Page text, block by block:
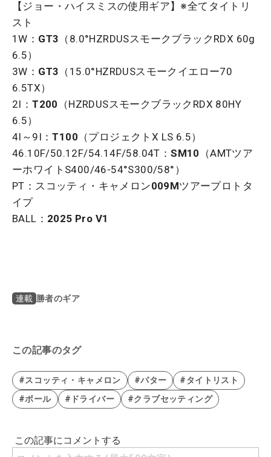
【ジョー・ハイスミスの使用ギア】※全てタイトリ
スト
1W： GT3 （8.0°HZRDUSスモークブラックRDX 60g
6.5）
3W： GT3 （15.0°HZRDUSスモークイエロー70
6.5TX）
2I：T200 （HZRDUSスモークブラックRDX 80HY
6.5）
4I～9I：T100 （プロジェクトX LS 6.5）
46.10F/50.12F/54.14F/58.04T：SM10 （AMTツア
ーホワイトS400/46-54°S300/58°）
PT：スコッティ・キャメロン009Mツアープロトタ
イプ
BALL： 2025 Pro V1
連載 勝者のギア
この記事のタグ
#スコッティ・キャメロン #パター
#タイトリスト
#ボール
#ドライバー #クラブセッティング